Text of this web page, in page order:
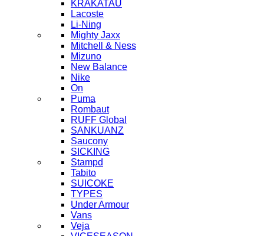
KRAKATAU
Lacoste
Li-Ning
Mighty Jaxx
Mitchell & Ness
Mizuno
New Balance
Nike
On
Puma
Rombaut
RUFF Global
SANKUANZ
Saucony
SICKING
Stampd
Tabito
SUICOKE
TYPES
Under Armour
Vans
Veja